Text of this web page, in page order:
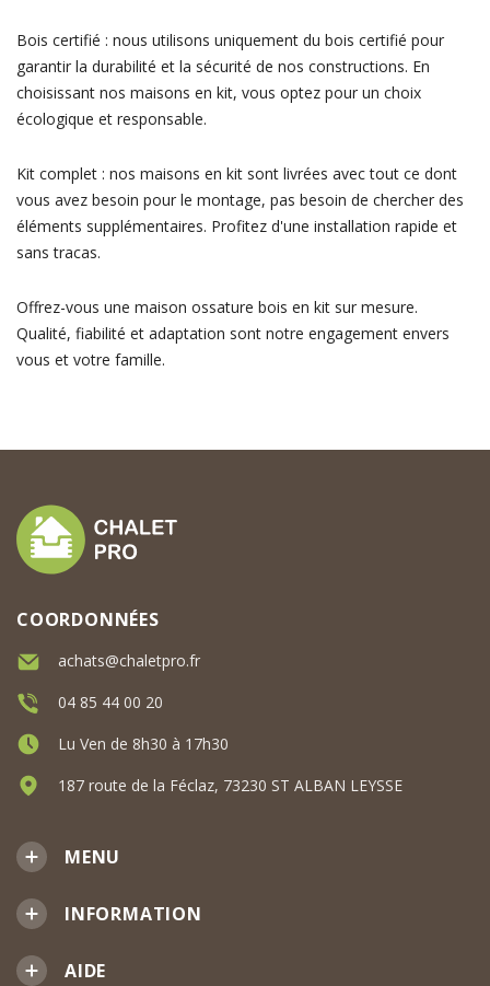
Bois certifié : nous utilisons uniquement du bois certifié pour
garantir la durabilité et la sécurité de nos constructions. En
choisissant nos maisons en kit, vous optez pour un choix
écologique et responsable.
Kit complet : nos maisons en kit sont livrées avec tout ce dont
vous avez besoin pour le montage, pas besoin de chercher des
éléments supplémentaires. Profitez d'une installation rapide et
sans tracas.
Offrez-vous une maison ossature bois en kit sur mesure.
Qualité, fiabilité et adaptation sont notre engagement envers
vous et votre famille.
MENU
INFORMATION
AIDE
COORDONNÉES
achats@chaletpro.fr
04 85 44 00 20
Lu Ven de 8h30 à 17h30
187 route de la Féclaz, 73230 ST ALBAN LEYSSE